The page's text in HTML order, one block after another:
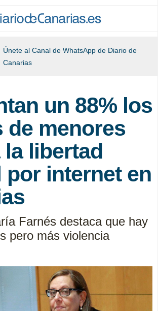
Únete al Canal de WhatsApp de Diario de
Canarias
un 88% los
de menores
libertad
por internet en
Farnés destaca que hay
pero más violencia